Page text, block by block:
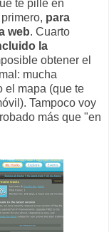
te pille en
para
web. Cuarto
la
obtener el
mucha
el mapa (que te
Tampoco voy
más que "en